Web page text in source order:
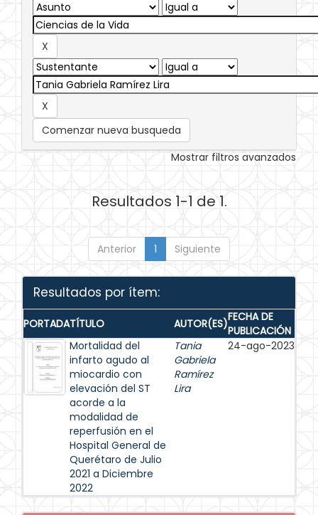
Comenzar nueva busqueda
Mostrar filtros avanzados
Resultados 1-1 de 1.
Anterior 1 Siguiente
Resultados por ítem:
PORTADATÍTULO AUTOR(ES)FECHA DE
PUBLICACIÓN
Mortalidad del
infarto agudo al
miocardio con
elevación del ST
acorde a la
modalidad de
reperfusión en el
Hospital General de
Querétaro de Julio
2021 a Diciembre
2022
Tania
Gabriela
Ramírez
Lira
24-ago-2023